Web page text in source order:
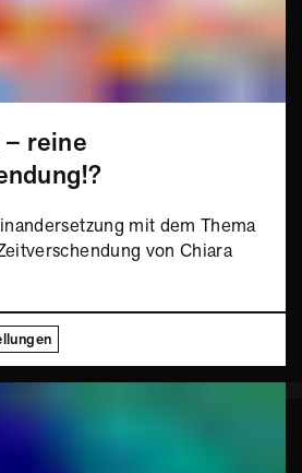
reine
mit dem Thema
von Chiara